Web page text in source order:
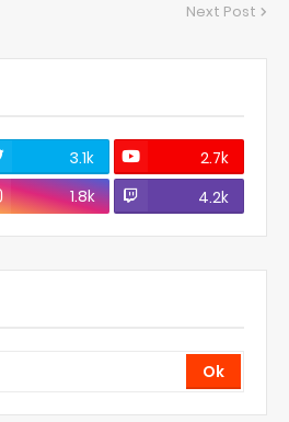
Next Post
3.1k
2.7k
1.8k 4.2k